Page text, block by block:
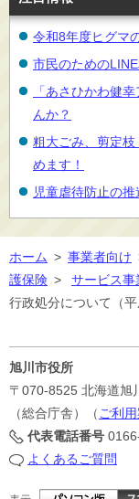
令和8年度ヒグマ
市民のための
「あさひかわ健
んか？
粗大ごみ、剪定
めます！
児童虐待防止の推
ホーム > 事業者向け
護保険 > サービス事
行政処分について（平
旭川市役所
〒070-8525 北海道旭
（総合庁舎）（ ご利
代表電話番号
よくあるご質問